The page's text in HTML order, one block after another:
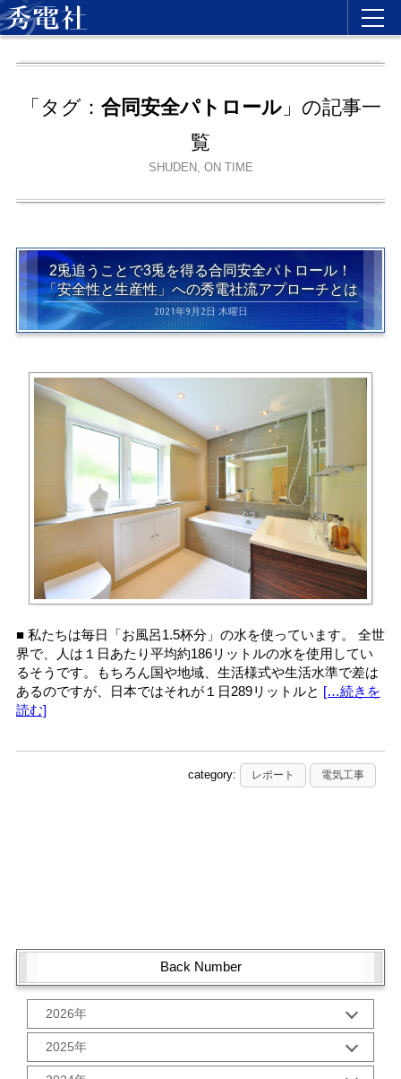
「タグ： 合同安全パトロール」の記事一
覧
SHUDEN, ON TIME
2兎追うことで3兎を得る合同安全パトロール！
「安全性と生産性」への秀電社流アプローチとは
2021年9月2日 木曜日
■ 私たちは毎日「お風呂1.5杯分」の水を使っています。 全世
界で、人は１日あたり平均約186リットルの水を使用してい
るそうです。もちろん国や地域、生活様式や生活水準で差は
あるのですが、日本ではそれが１日289リットルと […続きを
読む]
category: レポート 電気工事
Back Number
2026年
1月 (1)
2025年
10月 (2)